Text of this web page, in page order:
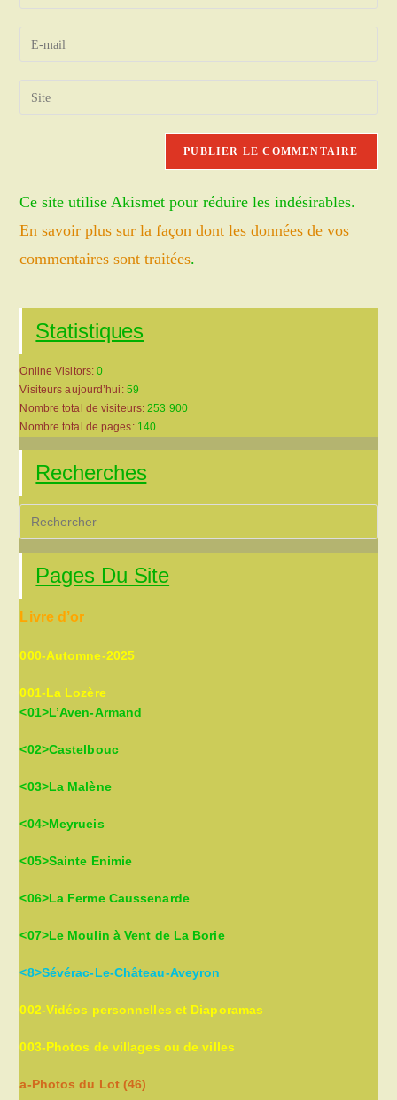
Enter
address
Saisir
(facultatif)
Ce site utilise Akismet pour réduire les indésirables.
En savoir plus sur la façon dont les données de vos
commentaires sont traitées.
Statistiques
Online Visitors:0
Visiteurs aujourd’hui: 59
Nombre total de visiteurs:253 900
Nombre total de pages: 140
Recherches
Pages Du Site
Livre d’or
000-Automne-2025
001-La Lozère
<01>L’Aven-Armand
<02>Castelbouc
<03>La Malène
<04>Meyrueis
<05>Sainte Enimie
<06>La Ferme Caussenarde
<07>Le Moulin à Vent de La Borie
<8>Sévérac-Le-Château-Aveyron
002-Vidéos personnelles et Diaporamas
003-Photos de villages ou de villes
a-Photos du Lot (46)